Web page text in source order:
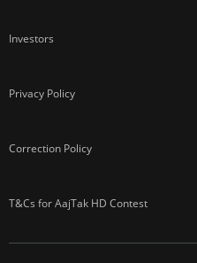
Investors
Privacy Policy
Correction Policy
T&Cs for AajTak HD Contest